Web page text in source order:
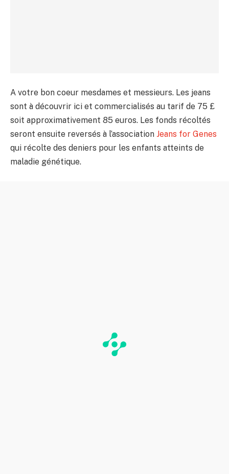
A votre bon coeur mesdames et messieurs. Les jeans
sont à découvrir ici et commercialisés au tarif de 75 £
soit approximativement 85 euros. Les fonds récoltés
seront ensuite reversés à l’association Jeans for Genes
qui récolte des deniers pour les enfants atteints de
maladie génétique.